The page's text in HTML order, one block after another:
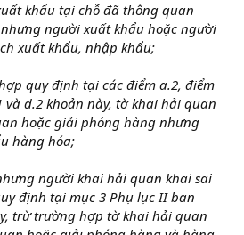
khẩu tại chỗ đã thông quan
người xuất khẩu hoặc người
xuất khẩu, nhập khẩu;
quy định tại các điểm a.2, điểm
và d.2 khoản này, tờ khai hải quan
hoặc giải phóng hàng nhưng
hàng hóa;
người khai hải quan khai sai
định tại mục 3 Phụ lục II ban
trừ trường hợp tờ khai hải quan